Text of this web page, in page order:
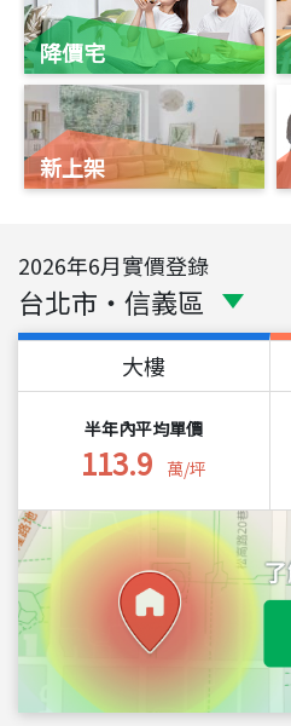
降價宅
新上架
2026年6月實價登錄
台北市 ・ 信義區
大樓
半年內平均單價
113.9 萬/坪